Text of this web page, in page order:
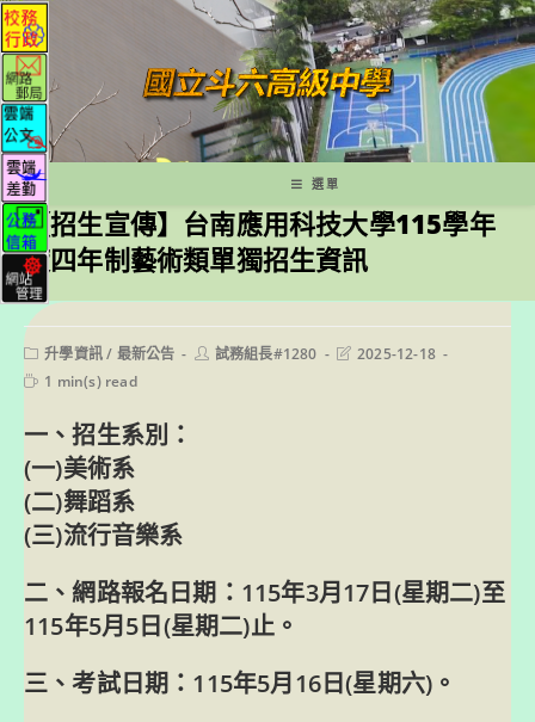
跳
轉
至
主
要
內
容
選單
【招生宣傳】台南應用科技大學115學年
度四年制藝術類單獨招生資訊
Post
category:
升學資訊/ 最新公告
Post試務組長#1280
Post2025-12-18
Reading
1 min(s) read
一、招生系別：
(一)美術系
(二)舞蹈系
(三)流行音樂系
二、網路報名日期：115年3月17日(星期二)至
115年5月5日(星期二)止。
三、考試日期：115年5月16日(星期六)。